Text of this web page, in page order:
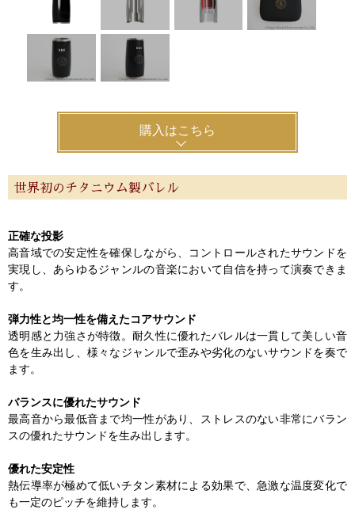
購入はこちら
世界初のチタニウム製バレル
正確な投影
高音域での安定性を確保しながら、コントロールされたサウンドを
実現し、あらゆるジャンルの音楽において自信を持って演奏できま
す。
弾力性と均一性を備えたコアサウンド
透明感と力強さが特徴。耐久性に優れたバレルは一貫して美しい音
色を生み出し、様々なジャンルで歪みや劣化のないサウンドを奏で
ます。
バランスに優れたサウンド
最高音から最低音まで均一性があり、ストレスのない非常にバラン
スの優れたサウンドを生み出します。
優れた安定性
熱伝導率が極めて低いチタン素材による効果で、急激な温度変化で
も一定のピッチを維持します。